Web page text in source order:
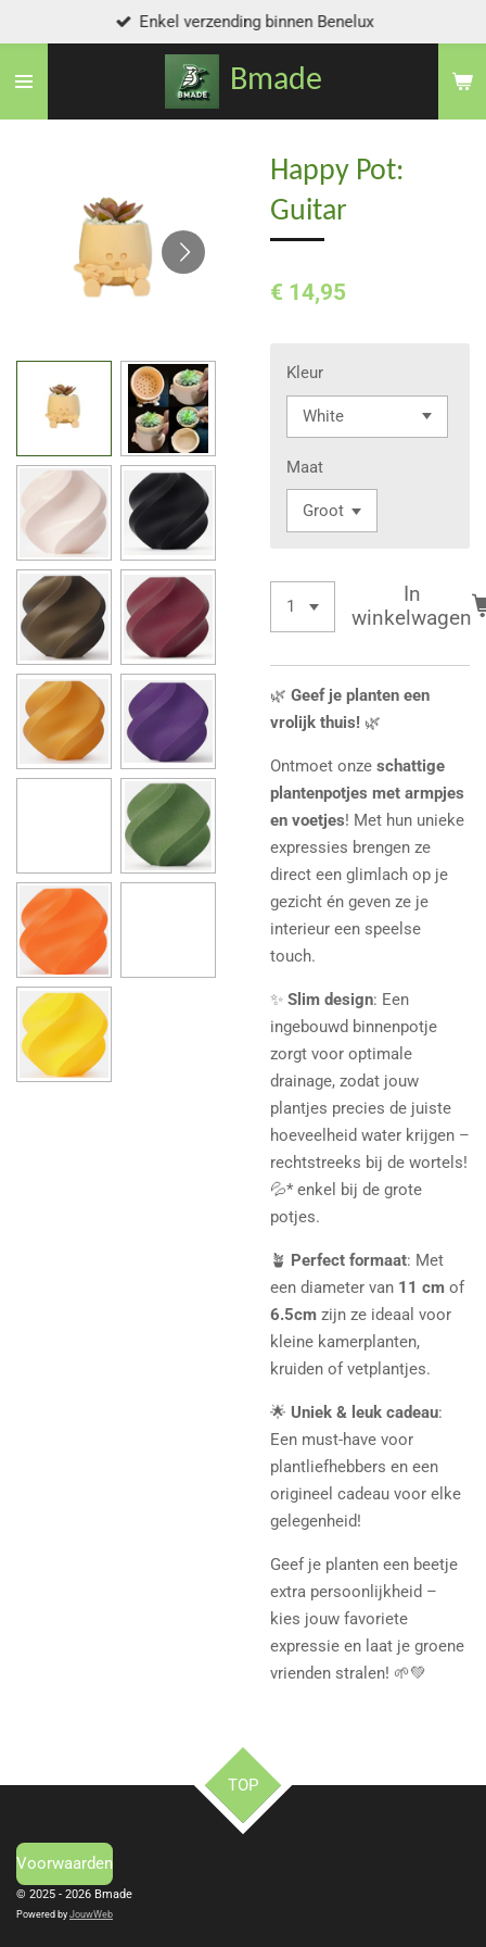
naar
Bmade
Enkel verzending binnen Benelux
Happy Pot:
Guitar
€ 14,95
Kleur
Maat
In
winkelwagen
🌿 Geef je planten een
vrolijk thuis! 🌿
Ontmoet onze schattige
plantenpotjes met armpjes
en voetjes! Met hun unieke
expressies brengen ze
direct een glimlach op je
gezicht én geven ze je
interieur een speelse
touch.
✨ Slim design: Een
ingebouwd binnenpotje
zorgt voor optimale
drainage, zodat jouw
plantjes precies de juiste
hoeveelheid water krijgen –
rechtstreeks bij de wortels!
💦* enkel bij de grote
potjes.
🪴 Perfect formaat: Met
een diameter van 11 cm of
6.5cm zijn ze ideaal voor
kleine kamerplanten,
kruiden of vetplantjes.
🌟 Uniek & leuk cadeau:
Een must-have voor
plantliefhebbers en een
origineel cadeau voor elke
gelegenheid!
Geef je planten een beetje
extra persoonlijkheid –
kies jouw favoriete
expressie en laat je groene
vrienden stralen! 🌱💚
TOP
Voorwaarden
© 2025 - 2026 Bmade
Powered by JouwWeb